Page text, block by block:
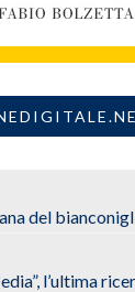
del
l’ultima